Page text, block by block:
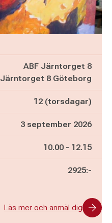
ABF Järntorget 8
Järntorget 8 Göteborg
12 (torsdagar)
3 september 2026
Pågår mellan
10.00 - och
12.15
2925:-
Läs mer och anmäl dig